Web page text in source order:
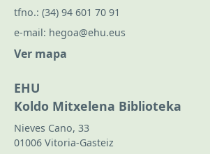
tfno.: (34) 94 601 70 91
e-mail: hegoa@ehu.eus
Ver mapa
EHU
Koldo Mitxelena Biblioteka
Nieves Cano, 33
01006 Vitoria-Gasteiz